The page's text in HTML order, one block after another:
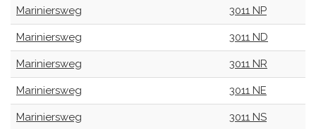
Mariniersweg 3011 NP
Mariniersweg 3011 ND
Mariniersweg 3011 NR
Mariniersweg 3011 NE
Mariniersweg 3011 NS